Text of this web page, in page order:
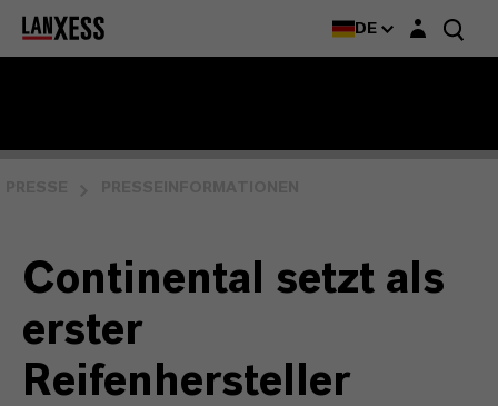
DE Login-Maske
Continental setzt als
erster
Reifenhersteller